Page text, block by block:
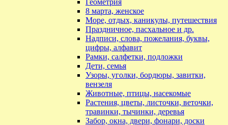
Геометрия
8 марта, женское
Море, отдых, каникулы, путешествия
Праздничное, пасхальное и др.
Надписи, слова, пожелания, буквы,
цифры, алфавит
Рамки, салфетки, подложки
Дети, семья
Узоры, уголки, бордюры, завитки,
вензеля
Животные, птицы, насекомые
Растения, цветы, листочки, веточки,
травинки, тычинки, деревья
Забор, окна, двери, фонари, доски